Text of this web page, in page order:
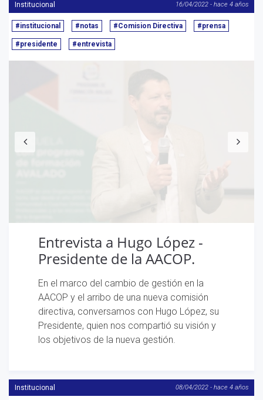
Institucional 16/04/2022 - hace 4 años
#institucional #notas #Comision Directiva #prensa
#presidente #entrevista
Entrevista a Hugo López -
Presidente de la AACOP.
En el marco del cambio de gestión en la
AACOP y el arribo de una nueva comisión
directiva, conversamos con Hugo López, su
Presidente, quien nos compartió su visión y
los objetivos de la nueva gestión.
Institucional 08/04/2022 - hace 4 años